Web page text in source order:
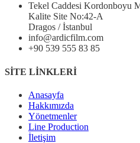
Tekel Caddesi Kordonboyu
Kalite Site No:42-A
Dragos / İstanbul
info@ardicfilm.com
+90 539 555 83 85
SİTE LİNKLERİ
Anasayfa
Hakkımızda
Yönetmenler
Line Production
İletişim